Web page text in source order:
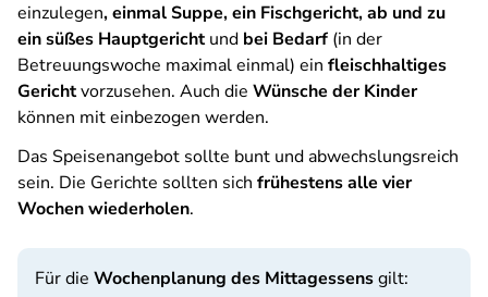
einzulegen, einmal Suppe, ein Fischgericht, ab und zu
ein süßes Hauptgerichtund bei Bedarf (in der
Betreuungswoche maximal einmal) ein fleischhaltiges
Gerichtvorzusehen. Auch die Wünsche der Kinder
können mit einbezogen werden.
Das Speisenangebot sollte bunt und abwechslungsreich
sein. Die Gerichte sollten sich frühestens alle vier
Wochen wiederholen.
Für die Wochenplanung des Mittagessensgilt: